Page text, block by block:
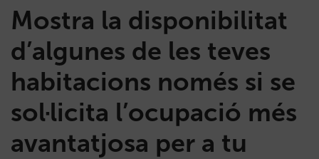
Mostra la disponibilitat
d’algunes de les teves
habitacions només si se
sol·licita l’ocupació més
avantatjosa per a tu